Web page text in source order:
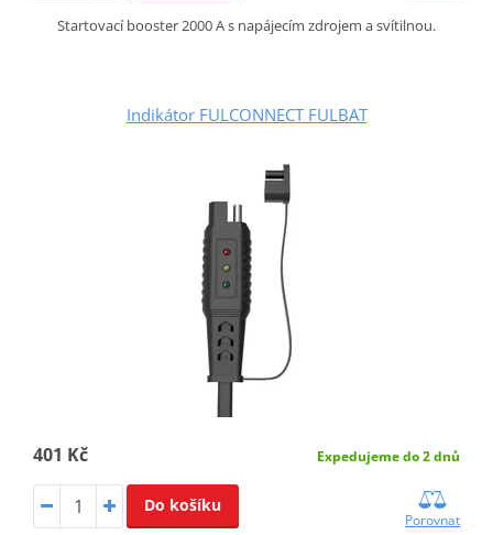
Startovací booster 2000 A s napájecím zdrojem a svítilnou.
Indikátor FULCONNECT FULBAT
401 Kč Expedujeme do 2 dnů
Do košíku
Porovnat